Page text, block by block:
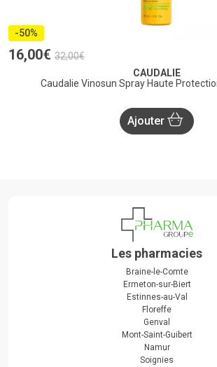
-50%
16,00€ 32,00€
CAUDALIE
Caudalie Vinosun Spray Haute
Ajouter
Les pharmacies
Braine-le-Comte
Ermeton-sur-Biert
Estinnes-au-Val
Floreffe
Genval
Mont-Saint-Guibert
Namur
Soignies